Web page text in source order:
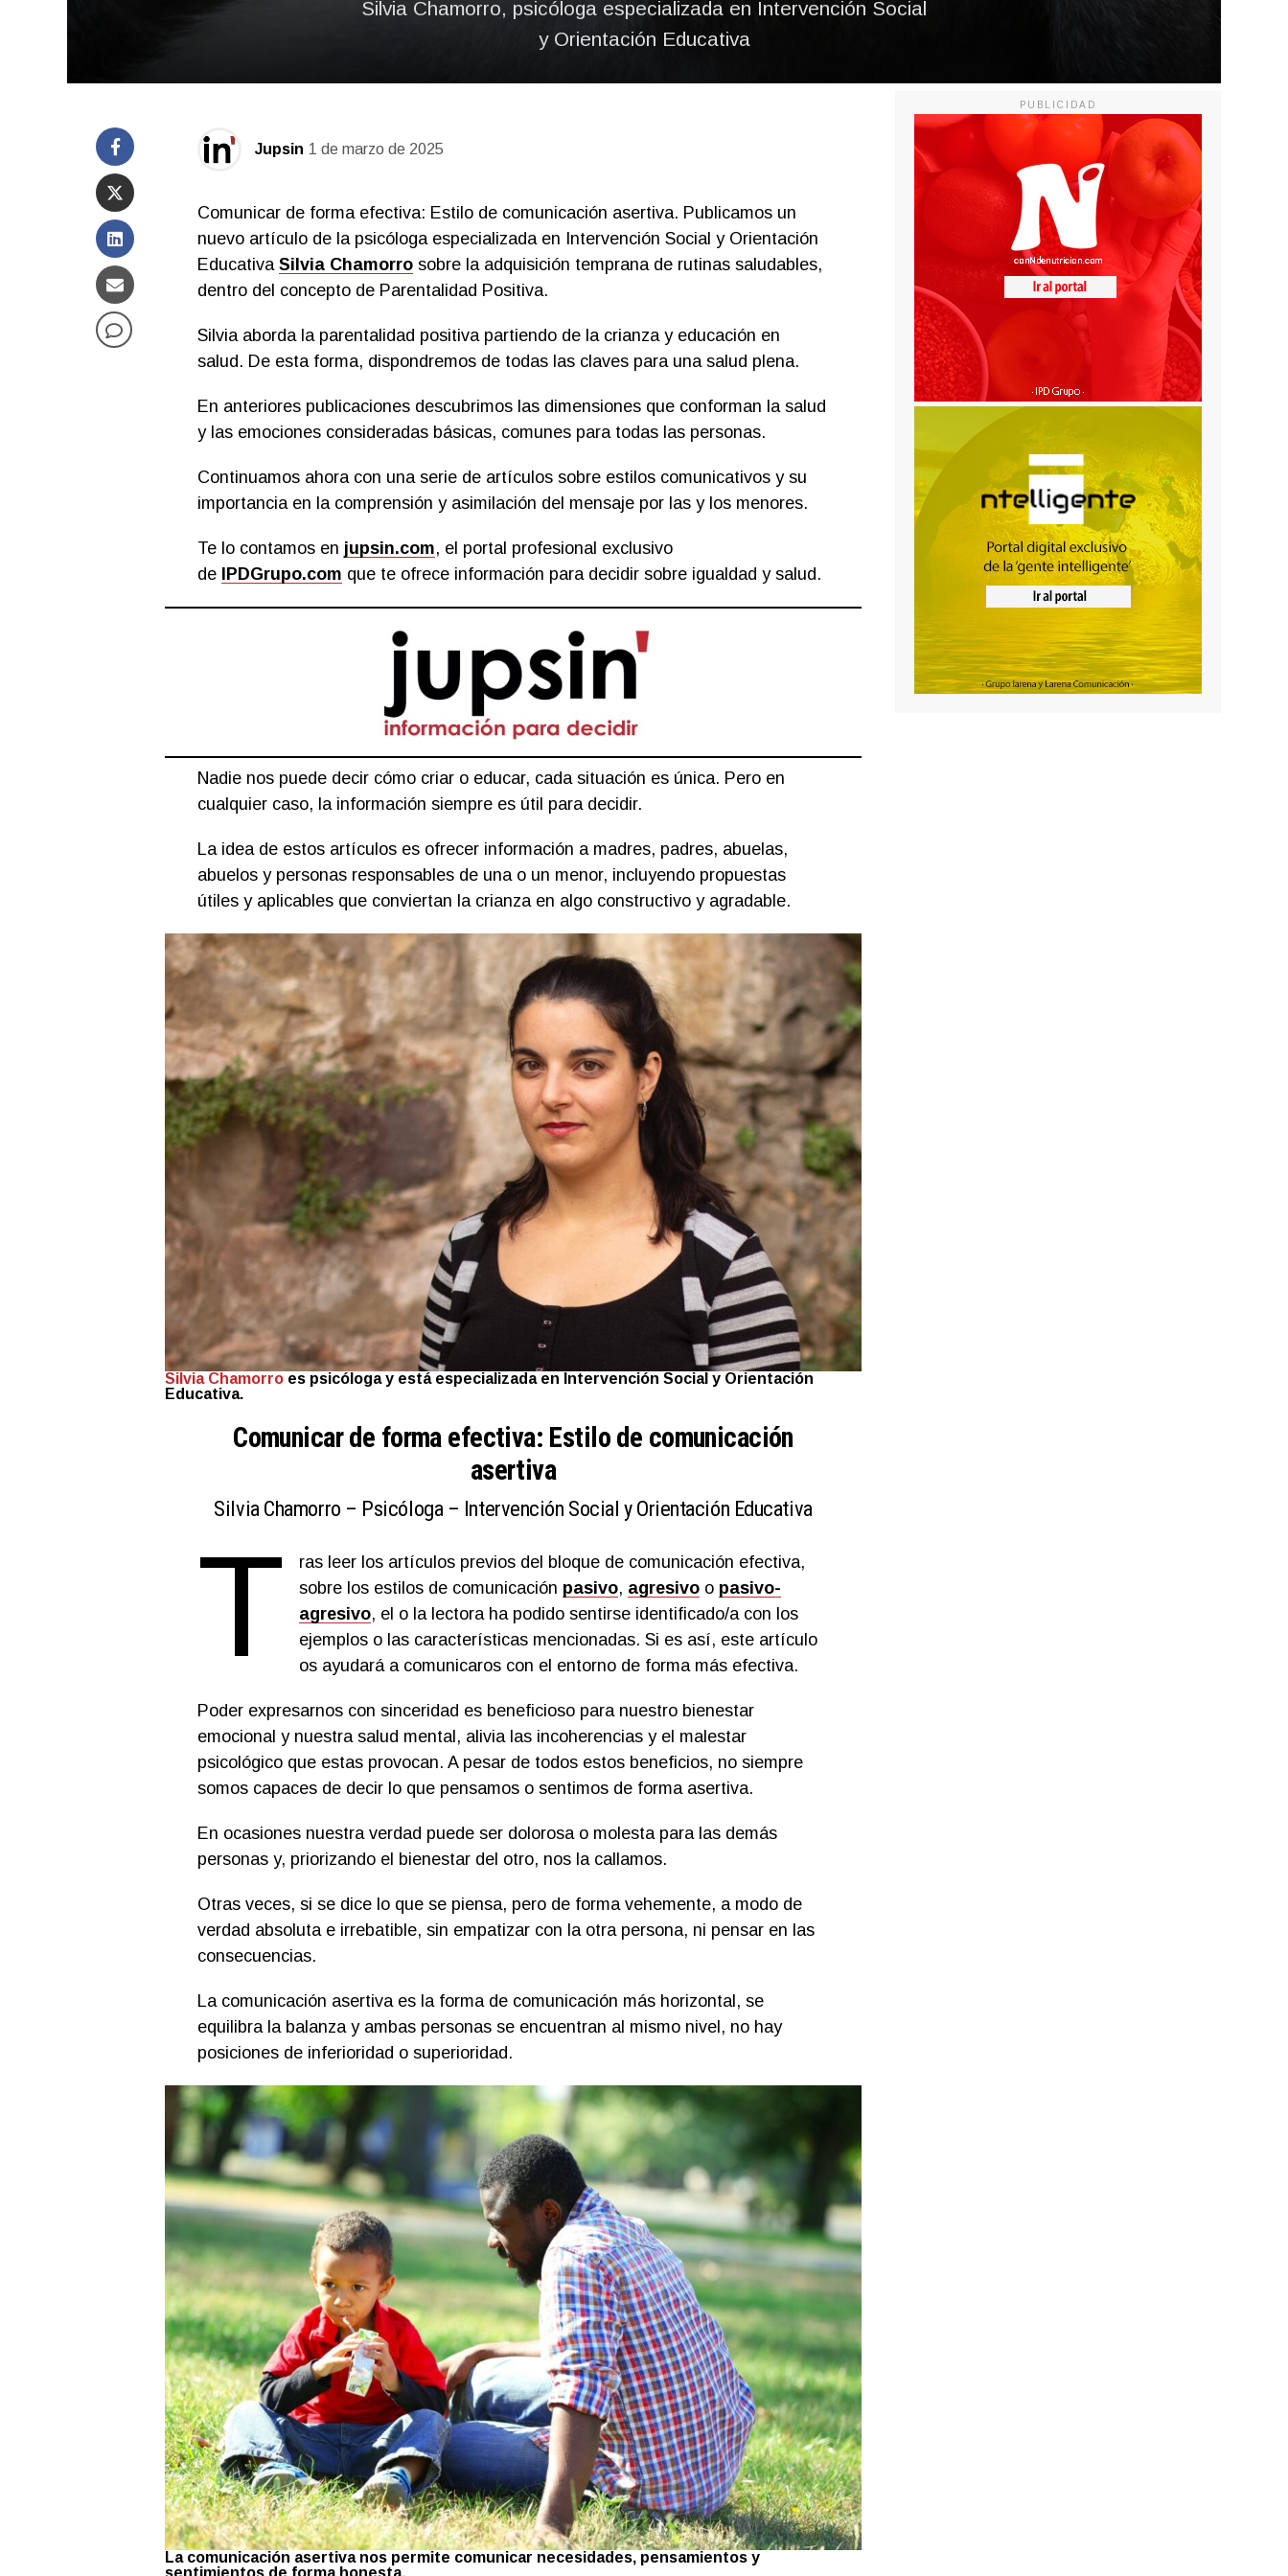
Silvia Chamorro, psicóloga especializada en Intervención Social
y Orientación Educativa
Jupsin 1 de marzo de 2025
Comunicar de forma efectiva: Estilo de comunicación asertiva. Publicamos un
nuevo artículo de la psicóloga especializada en Intervención Social y Orientación
Educativa Silvia Chamorrosobre la adquisición temprana de rutinas saludables,
dentro del concepto de Parentalidad Positiva.
Silvia aborda la parentalidad positiva partiendo de la crianza y educación en
salud. De esta forma, dispondremos de todas las claves para una salud plena.
En anteriores publicaciones descubrimos las dimensiones que conforman la salud
y las emociones consideradas básicas, comunes para todas las personas.
Continuamos ahora con una serie de artículos sobre estilos comunicativos y su
importancia en la comprensión y asimilación del mensaje por las y los menores.
Te lo contamos en jupsin.com, el portal profesional exclusivo
de
IPDGrupo.com que te ofrece información para decidir sobre igualdad y salud.
Nadie nos puede decir cómo criar o educar, cada situación es única. Pero en
cualquier caso, la información siempre es útil para decidir.
La idea de estos artículos es ofrecer información a madres, padres, abuelas,
abuelos y personas responsables de una o un menor, incluyendo propuestas
útiles y aplicables que conviertan la crianza en algo constructivo y agradable.
Silvia Chamorro es psicóloga y está especializada en Intervención Social y Orientación
Educativa.
Comunicar de forma efectiva: Estilo de comunicación
asertiva
Silvia Chamorro – Psicóloga – Intervención Social y Orientación Educativa
T
ras leer los artículos previos del bloque de comunicación efectiva,
sobre los estilos de comunicación pasivo, agresivoo pasivo-
agresivo, el o la lectora ha podido sentirse identificado/a con los
ejemplos o las características mencionadas. Si es así, este artículo
os ayudará a comunicaros con el entorno de forma más efectiva.
Poder expresarnos con sinceridad es beneficioso para nuestro bienestar
emocional y nuestra salud mental, alivia las incoherencias y el malestar
psicológico que estas provocan. A pesar de todos estos beneficios, no siempre
somos capaces de decir lo que pensamos o sentimos de forma asertiva.
En ocasiones nuestra verdad puede ser dolorosa o molesta para las demás
personas y, priorizando el bienestar del otro, nos la callamos.
Otras veces, si se dice lo que se piensa, pero de forma vehemente, a modo de
verdad absoluta e irrebatible, sin empatizar con la otra persona, ni pensar en las
consecuencias.
La comunicación asertiva es la forma de comunicación más horizontal, se
equilibra la balanza y ambas personas se encuentran al mismo nivel, no hay
posiciones de inferioridad o superioridad.
La comunicación asertiva nos permite comunicar necesidades, pensamientos y
PUBLICIDAD